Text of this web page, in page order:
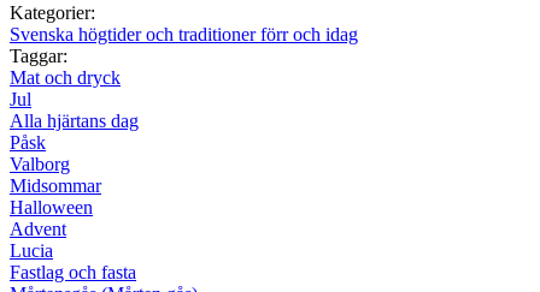
Kategorier:
Svenska högtider och traditioner förr och idag
Taggar:
Mat och dryck
Jul
Alla hjärtans dag
Påsk
Valborg
Midsommar
Halloween
Advent
Lucia
Fastlag och fasta